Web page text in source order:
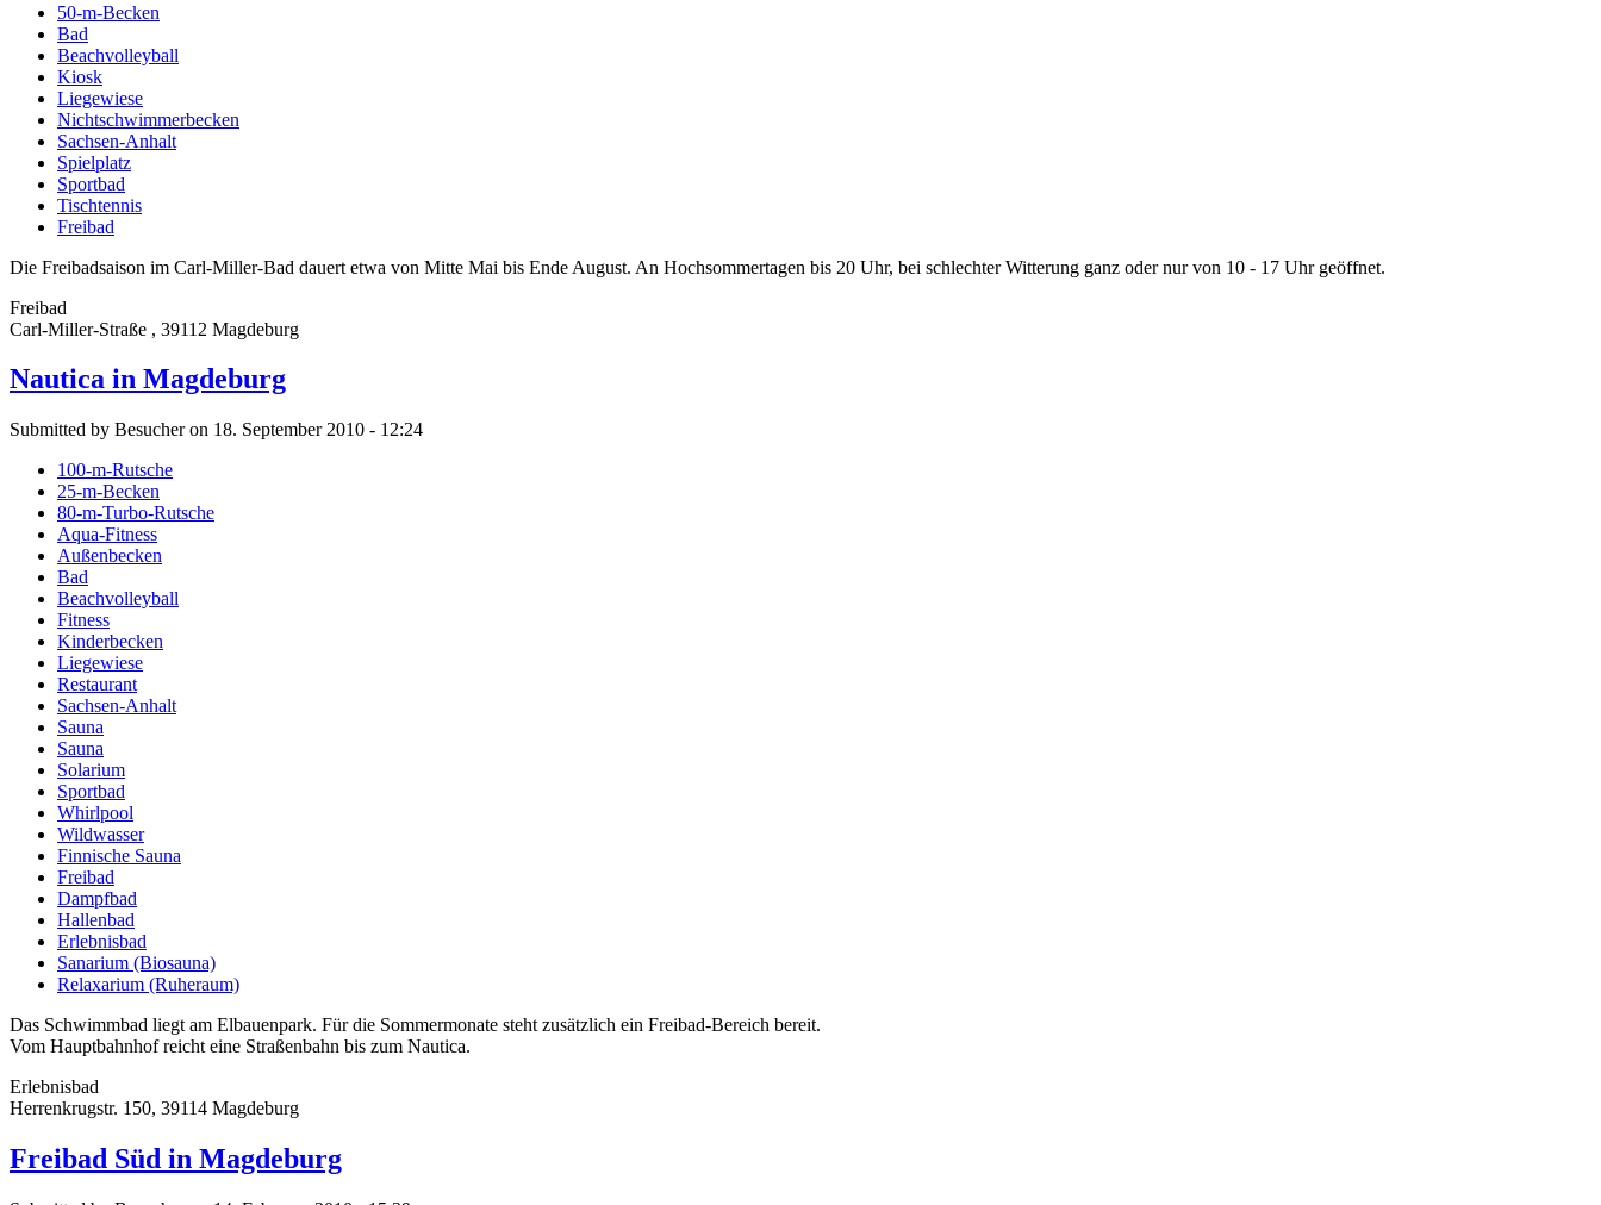
50-m-Becken
Bad
Beachvolleyball
Kiosk
Liegewiese
Nichtschwimmerbecken
Sachsen-Anhalt
Spielplatz
Sportbad
Tischtennis
Freibad
Die Freibadsaison im Carl-Miller-Bad dauert etwa von Mitte Mai bis Ende August. An Hochsommertagen bis 20 Uhr, bei schlechter Witterung ganz oder nur von 10 - 17 Uhr geöffnet.
Freibad
Carl-Miller-Straße , 39112 Magdeburg
Nautica in Magdeburg
Submitted by Besucher on 18. September 2010 - 12:24
100-m-Rutsche
25-m-Becken
80-m-Turbo-Rutsche
Aqua-Fitness
Außenbecken
Bad
Beachvolleyball
Fitness
Kinderbecken
Liegewiese
Restaurant
Sachsen-Anhalt
Sauna
Sauna
Solarium
Sportbad
Whirlpool
Wildwasser
Finnische Sauna
Freibad
Dampfbad
Hallenbad
Erlebnisbad
Sanarium (Biosauna)
Relaxarium (Ruheraum)
Das Schwimmbad liegt am Elbauenpark. Für die Sommermonate steht zusätzlich ein Freibad-Bereich bereit.
Vom Hauptbahnhof reicht eine Straßenbahn bis zum Nautica.
Erlebnisbad
Herrenkrugstr. 150, 39114 Magdeburg
Freibad Süd in Magdeburg